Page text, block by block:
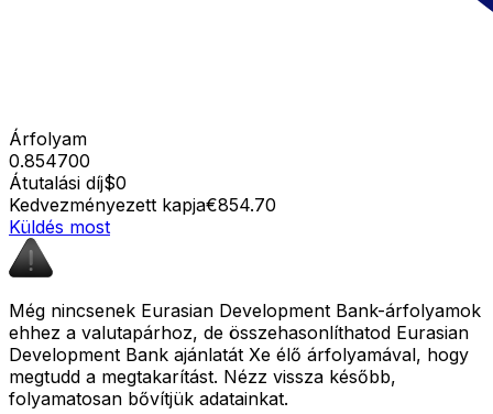
Árfolyam
0.854700
Átutalási díj$0
Kedvezményezett kapja€854.70
Küldés most
Még nincsenek Eurasian Development Bank-árfolyamok
ehhez a valutapárhoz, de összehasonlíthatod Eurasian
Development Bank ajánlatát Xe élő árfolyamával, hogy
megtudd a megtakarítást. Nézz vissza később,
folyamatosan bővítjük adatainkat.